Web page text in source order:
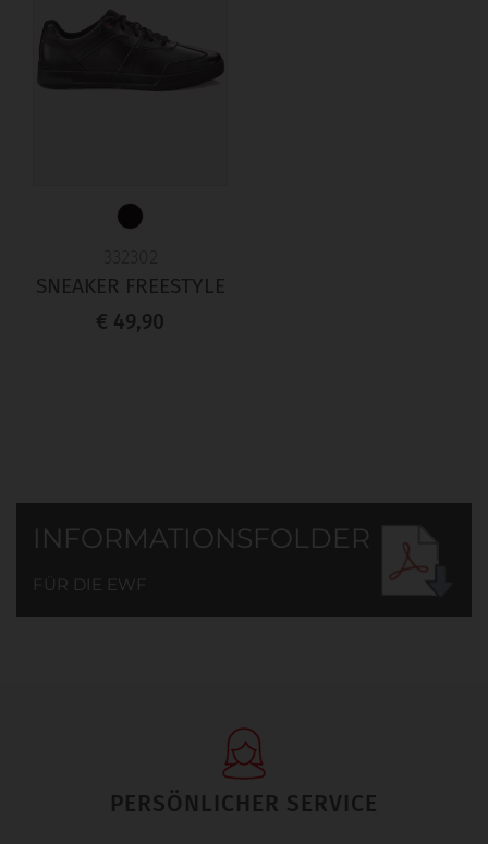
SNEAKER FREESTYLE
€ 49,90
INFORMATIONSFOLDER
FÜR DIE EWF
PERSÖNLICHER SERVICE